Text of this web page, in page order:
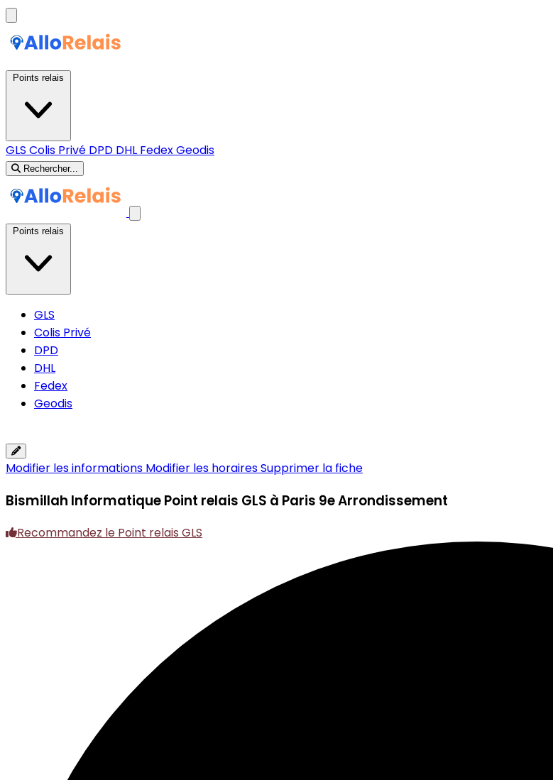
GLS Colis Privé DPD DHL FedexGeodis
Rechercher...
GLS
Colis Privé
DPD
DHL
Fedex
Geodis
Modifier les informations Modifier les horairesSupprimer la fiche
Bismillah InformatiquePoint relais GLS à Paris 9e Arrondissement
Recommandez le Point relais GLS